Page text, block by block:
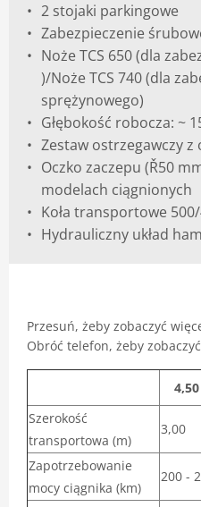
2 stojaki parkingowe
Zabezpieczenie
Noże TCS 650 (dla
)/Noże TCS 740 (dla
sprężynowego)
Głębokość robocza: ~
Zestaw ostrzegawczy z
Oczko zaczepu (Ř50
modelach ciągnionych
Koła transportowe
Hydrauliczny układ
Przesuń, żeby zobaczyć
Obróć telefon, żeby
Szerokość
transportowa (m)
3,00
Zapotrzebowanie
mocy ciągnika (km)
200 -